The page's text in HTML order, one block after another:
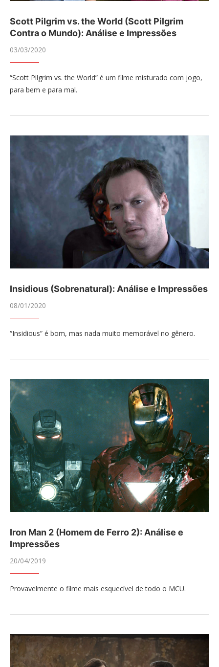
Scott Pilgrim vs. the World (Scott Pilgrim
Contra o Mundo): Análise e Impressões
03/03/2020
“Scott Pilgrim vs. the World” é um filme misturado com jogo,
para bem e para mal.
Insidious (Sobrenatural): Análise e Impressões
08/01/2020
“Insidious” é bom, mas nada muito memorável no gênero.
Iron Man 2 (Homem de Ferro 2): Análise e
Impressões
20/04/2019
Provavelmente o filme mais esquecível de todo o MCU.